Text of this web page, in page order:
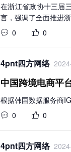
在浙江省政协十三届
言，强调了全面推进
0
0
4pnt四方网络
中国跨境电商平
根据韩国数据服务商
0
0
4pnt四方网络